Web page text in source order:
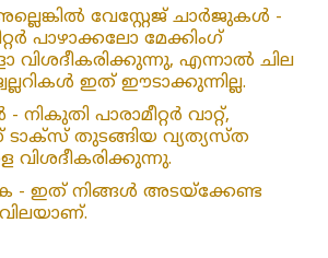
വേസ്റ്റേജ് ചാർജുകൾ -
പാഴാക്കലോ മേക്കിംഗ്
എന്നാൽ ചില
ഇത് ഈടാക്കുന്നില്ല.
പാരാമീറ്റർ വാറ്റ്,
തുടങ്ങിയ വ്യത്യസ്ത
വിശദീകരിക്കുന്നു.
ഇത് നിങ്ങൾ അടയ്‌ക്കേണ്ട